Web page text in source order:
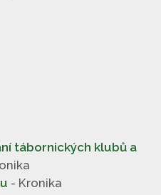
tábornických klubů a
- Kronika